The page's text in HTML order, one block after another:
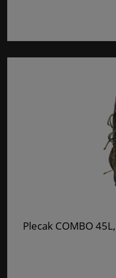
Plecak COMBO